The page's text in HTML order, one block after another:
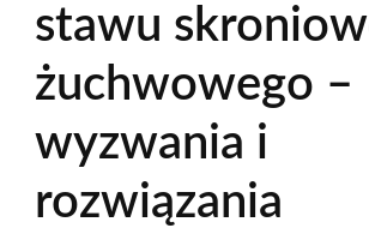
stawu
żuchwowego –
wyzwania i
rozwiązania